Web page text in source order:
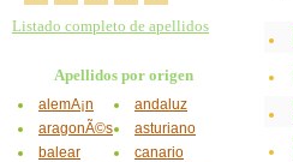
Listado completo de apellidos
Apellidos por origen
alemÃ¡n
andaluz
aragonÃ©s
asturiano
balear
canario